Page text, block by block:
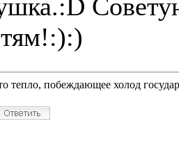
тепло, побеждающее холод